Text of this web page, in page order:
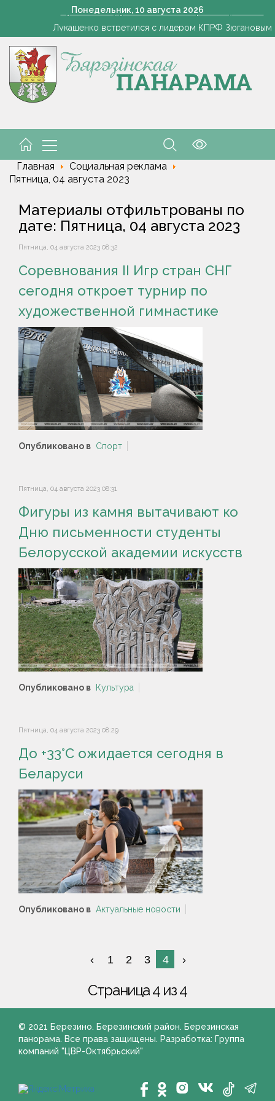
Понедельник,10 августа 2026
Лукашенко вручена Ленинская премия ЦК КПРФ
Лукашенко встретился с лидером КПРФ Зюгановым
З «Харвестэра» – за штурвал камбайна
про соду: 2 средства для выгребной ямы, которые
Лукашенко вручена Ленинская премия ЦК КПРФ
З «Харвестэра» – за штурвал камбайна
про соду: 2 средства для выгребной ямы, которые
Главная
Социальная реклама
Пятница, 04 августа 2023
Материалы отфильтрованы по
дате: Пятница, 04 августа 2023
Пятница, 04 августа 2023 08:32
Соревнования II Игр стран СНГ
сегодня откроет турнир по
художественной гимнастике
Опубликовано в Спорт
Пятница, 04 августа 2023 08:31
Фигуры из камня вытачивают ко
Дню письменности студенты
Белорусской академии искусств
Опубликовано в Культура
Пятница, 04 августа 2023 08:29
До +33°С ожидается сегодня в
Беларуси
Опубликовано в Актуальные новости
1 2 3 4
Страница 4 из 4
© 2021 Березино. Березинский район. Березинская
панорама. Все права защищены. Разработка: Группа
компаний "ЦВР-Октябрьский"